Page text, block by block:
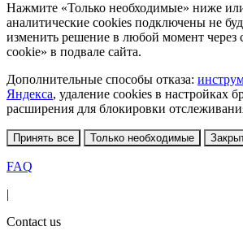
Нажмите «Только необходимые» ниже
аналитические cookies подключены не
изменить решение в любой момент через
cookie» в подвале сайта.
Дополнительные способы отказа:
Яндекса, удаление cookies в настройках
расширения для блокировки
Принять все Только необходимые
FAQ
|
Contact us